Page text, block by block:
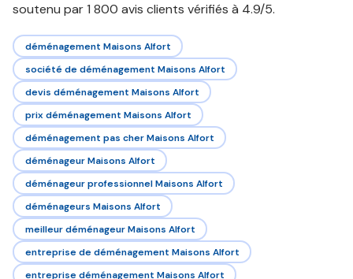
soutenu par 1 800 avis clients vérifiés à 4.9/5.
déménagement Maisons Alfort
société de déménagement Maisons Alfort
devis déménagement Maisons Alfort
prix déménagement Maisons Alfort
déménagement pas cher Maisons Alfort
déménageur Maisons Alfort
déménageur professionnel Maisons Alfort
déménageurs Maisons Alfort
meilleur déménageur Maisons Alfort
entreprise de déménagement Maisons Alfort
entreprise déménagement Maisons Alfort